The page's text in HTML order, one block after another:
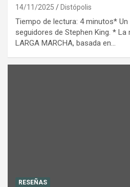
14/11/2025 Distópolis
Tiempo de lectura: 4 minutos*
seguidores de Stephen King. *
LARGA MARCHA, basada en…
RESEÑAS